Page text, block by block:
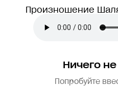
Произношение
Ничего
Попробуйте